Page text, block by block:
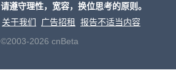
请遵守理性，宽容，换位思考的原则。
关于我们
广告招租
报告不适当内容
©2003-2026 cnBeta